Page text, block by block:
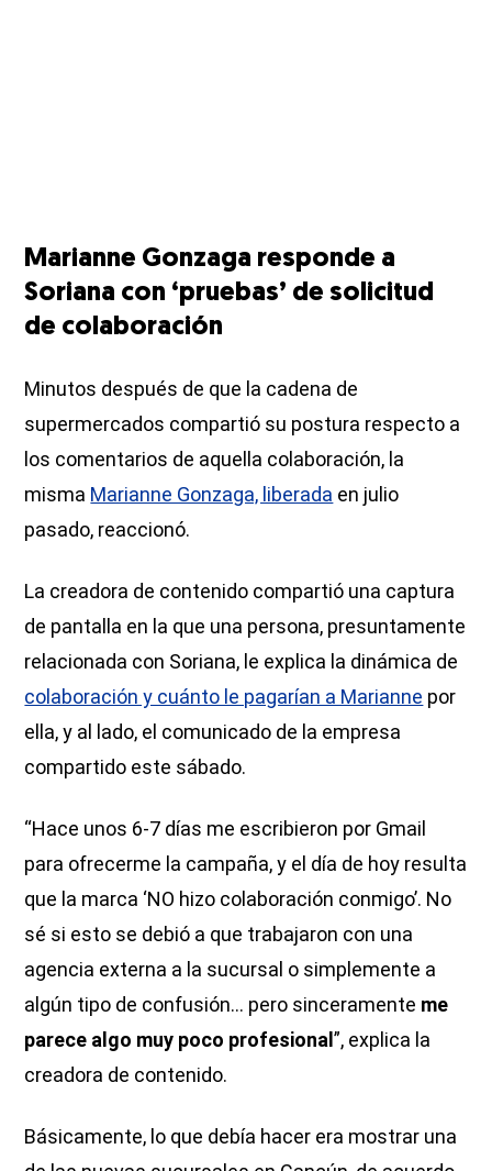
Marianne Gonzaga responde a
Soriana con ‘pruebas’ de solicitud
de colaboración
Minutos después de que la cadena de
supermercados compartió su postura respecto a
los comentarios de aquella colaboración, la
misma Marianne Gonzaga, liberada en julio
pasado, reaccionó.
La creadora de contenido compartió una captura
de pantalla en la que una persona, presuntamente
relacionada con Soriana, le explica la dinámica de
colaboración y cuánto le pagarían a Marianne por
ella, y al lado, el comunicado de la empresa
compartido este sábado.
“Hace unos 6-7 días me escribieron por Gmail
para ofrecerme la campaña, y el día de hoy resulta
que la marca ‘NO hizo colaboración conmigo’. No
sé si esto se debió a que trabajaron con una
agencia externa a la sucursal o simplemente a
algún tipo de confusión… pero sinceramente me
parece algo muy poco profesional”, explica la
creadora de contenido.
Básicamente, lo que debía hacer era mostrar una